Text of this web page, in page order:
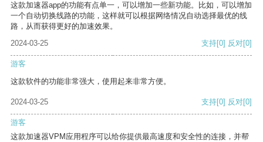
这款加速器app的功能有点单一，可以增加一些新功能。比如，可以增加
一个自动切换线路的功能，这样就可以根据网络情况自动选择最优的线
路，从而获得更好的加速效果。
2024-03-25
支持[0] 反对[0]
游客
这款软件的功能非常强大，使用起来非常方便。
2024-03-25 支持[0] 反对[0]
游客
这款加速器VPM应用程序可以给你提供最高速度和安全性的连接，并帮